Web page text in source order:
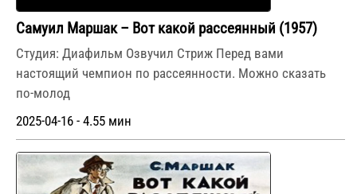
Самуил Маршак – Вот какой рассеянный (1957)
Студия: Диафильм Озвучил Стриж Перед вами
настоящий чемпион по рассеянности. Можно сказать
по-молод
2025-04-16 - 4.55 мин